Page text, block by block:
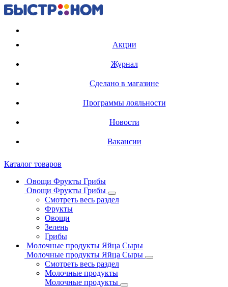
Акции
Журнал
Сделано в магазине
Программы лояльности
Новости
Вакансии
Каталог товаров
Овощи Фрукты Грибы
Овощи Фрукты Грибы
Смотреть весь раздел
Фрукты
Овощи
Зелень
Грибы
Молочные продукты Яйца Сыры
Молочные продукты Яйца Сыры
Смотреть весь раздел
Молочные продукты
Молочные продукты